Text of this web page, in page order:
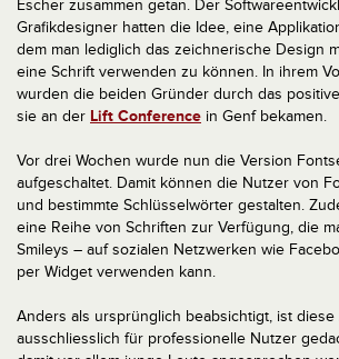
Escher zusammen getan. Der
Grafikdesigner hatten die Idee, eine
dem man lediglich das zeichnerische Design
eine Schrift verwenden zu können. In ihrem
wurden die beiden Gründer durch das
sie an der Lift Conference in Genf bekamen.
Vor drei Wochen wurde nun die Version
aufgeschaltet. Damit können die Nutzer von
und bestimmte Schlüsselwörter gestalten.
eine Reihe von Schriften zur Verfügung, die
Smileys – auf sozialen Netzwerken wie
per Widget verwenden kann.
Anders als ursprünglich beabsichtigt, ist
ausschliesslich für professionelle Nutzer